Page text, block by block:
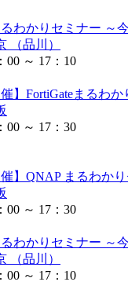
わかりセミナー ～
（品川）
00 ～ 17：10
催】FortiGateまるわ
00 ～ 17：30
催】QNAP まるわか
00 ～ 17：30
わかりセミナー ～
（品川）
00 ～ 17：10